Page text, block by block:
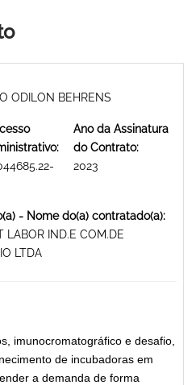
ODILON BEHRENS
Ano da Assinatura
do Contrato:
2023
- Nome do(a) contratado(a):
IND.E COM.DE
LTDA
imunocromatográfico e desafio,
de incubadoras em
a demanda de forma